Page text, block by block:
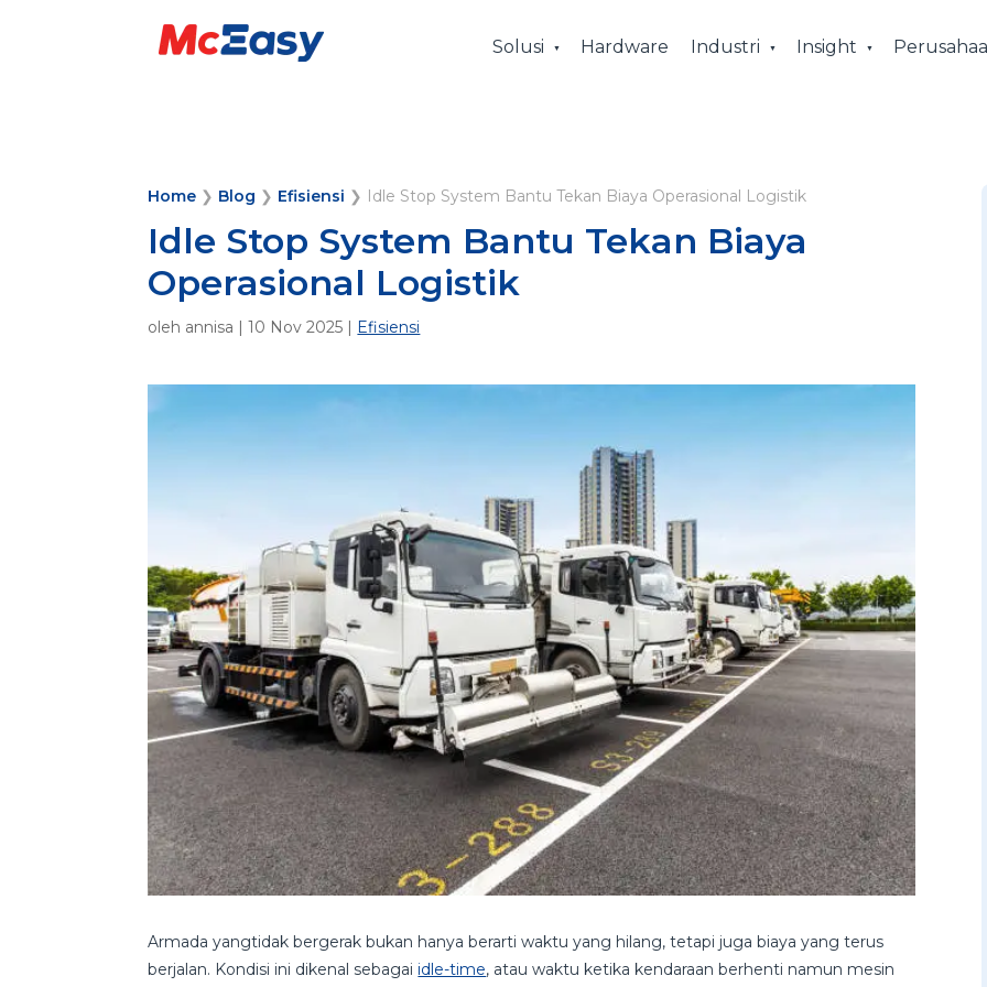
Solusi Hardware Industri Insight
Home ❯ Blog ❯ Efisiensi ❯ Idle Stop System Bantu Tekan Biaya Operasional Logistik
Idle Stop System Bantu Tekan Biaya
Operasional Logistik
oleh annisa |10 Nov 2025 | Efisiensi
Armada yangtidak bergerak bukan hanya berarti waktu yang hilang, tetapi juga biaya yang terus
berjalan. Kondisi ini dikenal sebagaiidle-time, atau waktu ketika kendaraan berhenti namun mesin